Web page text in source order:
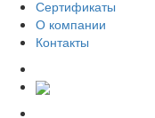
Сертификаты
О компании
Контакты